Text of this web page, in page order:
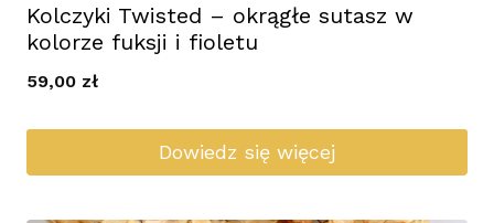
Kolczyki Twisted – okrągłe sutasz w
kolorze fuksji i fioletu
59,00 zł
Dowiedz się więcej